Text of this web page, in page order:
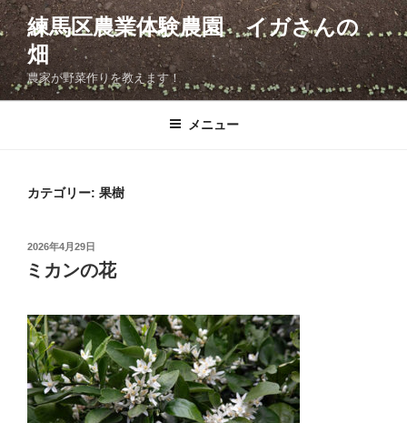
コ
ン
テ
ン
ツ
練馬区農業体験農園 イガさんの
畑
農家が野菜作りを教えます！
メニュー
カテゴリー: 果樹
投
稿
日:
2026年4月29日
ミカンの花